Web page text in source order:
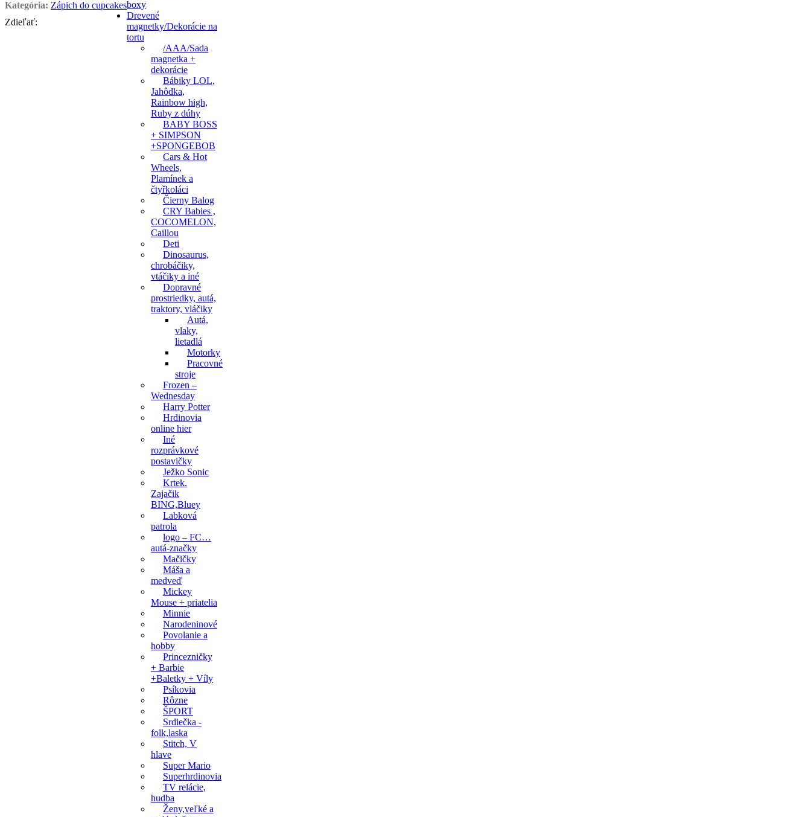
boxy
Drevené
magnetky/Dekorácie na
tortu
/AAA/Sada
magnetka +
dekorácie
Bábiky LOL,
Jahôdka,
Rainbow high,
Ruby z dúhy
BABY BOSS
+ SIMPSON
+SPONGEBOB
Cars & Hot
Wheels,
Plamínek a
čtyřkoláci
Čierny Balog
CRY Babies ,
COCOMELON,
Caillou
Deti
Dinosaurus,
chrobáčiky,
vtáčiky a iné
Dopravné
prostriedky, autá,
traktory, vláčiky
Autá,
vlaky,
lietadlá
Motorky
Pracovné
stroje
Frozen –
Wednesday
Harry Potter
Hrdinovia
online hier
Iné
rozprávkové
postavičky
Ježko Sonic
Krtek.
Zajačik
BING,Bluey
Labková
patrola
logo – FC…
autá-značky
Mačičky
Máša a
medveď
Mickey
Mouse + priatelia
Minnie
Narodeninové
Povolanie a
hobby
Princezničky
+ Barbie
+Baletky + Víly
Psíkovia
Rôzne
ŠPORT
Srdiečka -
folk,laska
Stitch, V
hlave
Super Mario
Superhrdinovia
TV relácie,
hudba
Ženy,veľké a
Kategória: Zápich do cupcakes
Zdieľať: